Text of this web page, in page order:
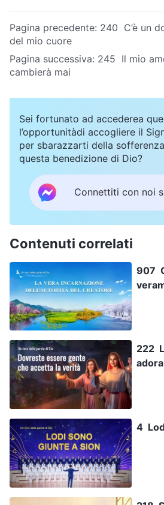
Pagina precedente: 240 C’è un
del mio cuore
Pagina successiva: 245 Il mio
cambierà mai
Sei fortunato ad accederea
l’opportunitàdi accogliere il
per sbarazzarti della
questa benedizione di Dio?
Connettiti con noi
Contenuti correlati
907
222
4